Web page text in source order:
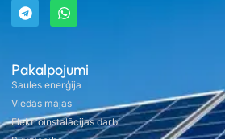
Pakalpojumi
Saules enerģija
Viedās mājas
Elektroinstalācijas darbi